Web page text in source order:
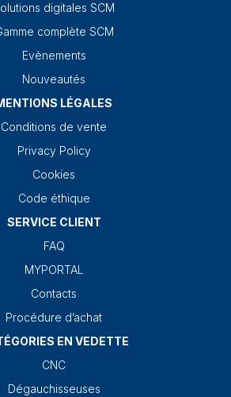
digitales SCM
complète SCM
Evènements
Nouveautés
LÉGALES
Conditions de vente
Privacy Policy
Cookies
Code éthique
SERVICE CLIENT
FAQ
MYPORTAL
Contacts
Procédure d’achat
EN VEDETTE
CNC
Dégauchisseuses